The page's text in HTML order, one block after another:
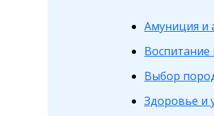
Амуниция и
Воспитание
Выбор
Здоровье и